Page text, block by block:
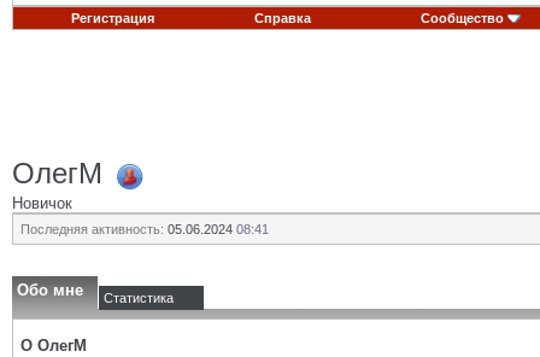
Регистрация Справка Сообщество
ОлегМ
Новичок
Последняя активность: 05.06.2024 08:41
Обо мне Статистика
О ОлегМ